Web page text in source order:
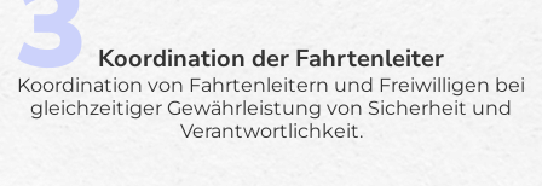
Koordination der Fahrtenleiter
Koordination von Fahrtenleitern und Freiwilligen bei
gleichzeitiger Gewährleistung von Sicherheit und
Verantwortlichkeit.